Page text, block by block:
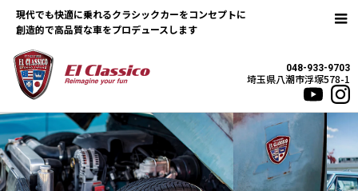
現代でも快適に乗れるクラシックカーをコンセプトに
048-933-9703
埼玉県八潮市浮塚578-1